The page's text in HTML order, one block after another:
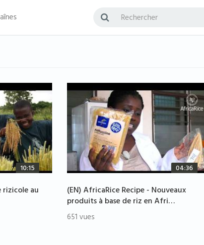
10:15
rizicole au
04:36
(EN) AfricaRice Recipe - Nouveaux
produits à base de riz en Afri…
651 vues